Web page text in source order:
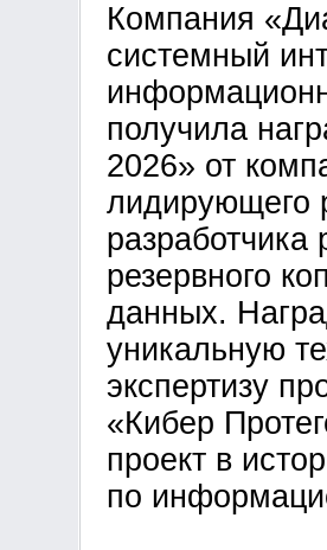
Компания
системный
получила
2026» от
лидирующего
резервного
данных.
уникальную
экспертизу
«Кибер
проект в
по